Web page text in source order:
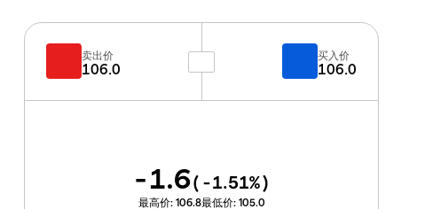
卖出价
106.0
买入价
106.0
-1.6( -1.51%)
最高价: 106.8最低价: 105.0